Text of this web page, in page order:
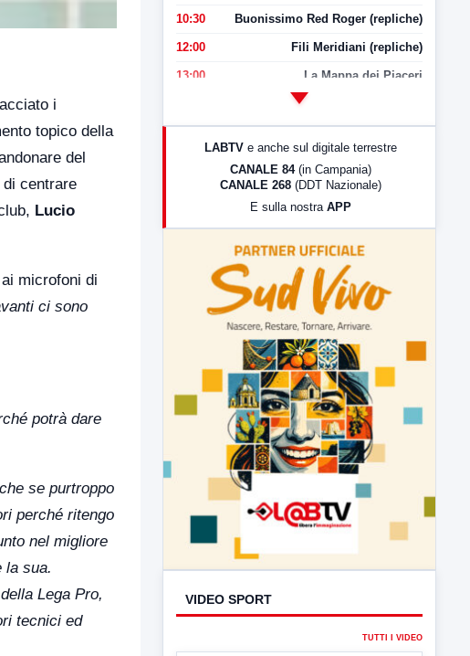
i
topico della
del
centrare
Lucio
microfoni di
ci sono
potrà dare
se purtroppo
perché ritengo
nel migliore
la sua.
Lega Pro,
tecnici ed
10:30 Buonissimo Red Roger (repliche)
12:00 Fili Meridiani (repliche)
13:00 La Mappa dei Piaceri
LabNews (Diretta)
LabNews (replica)
LABTV e anche sul digitale terrestre
CANALE 84 (in Campania)
CANALE 268 (DDT Nazionale)
E sulla nostra APP
VIDEO SPORT
TUTTI I VIDEO